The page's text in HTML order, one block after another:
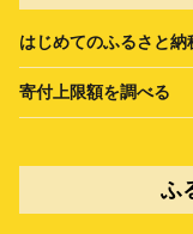
はじめてのふるさと納
寄付上限額を調べる
ふ